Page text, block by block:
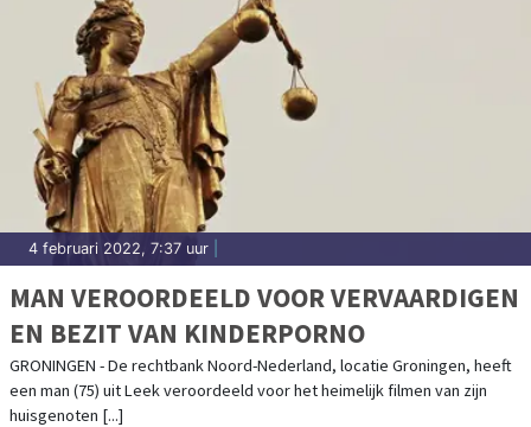
4 februari 2022, 7:37 uur
MAN VEROORDEELD VOOR VERVAARDIGEN
EN BEZIT VAN KINDERPORNO
GRONINGEN - De rechtbank Noord-Nederland, locatie Groningen, heeft
een man (75) uit Leek veroordeeld voor het heimelijk filmen van zijn
huisgenoten [...]